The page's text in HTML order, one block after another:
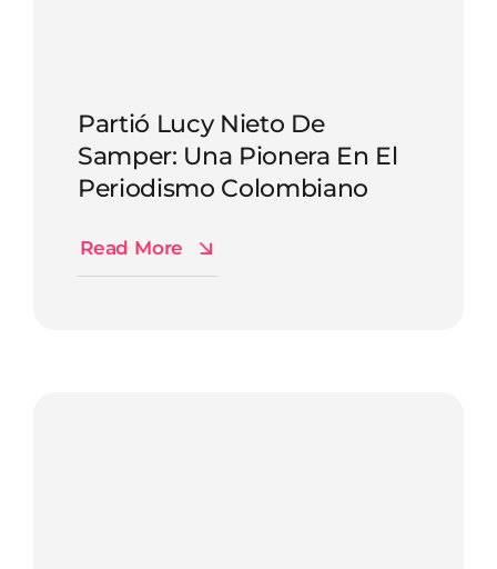
Partió Lucy Nieto De
Samper: Una Pionera En El
Periodismo Colombiano
Read More